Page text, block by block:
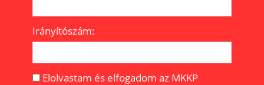
Irányítószám:
Elolvastam és elfogadom az MKKP